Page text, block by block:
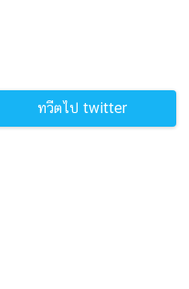
ทวีตไป twitter